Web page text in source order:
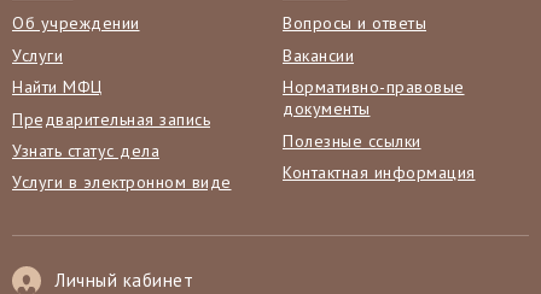
Об учреждении
Услуги
Найти МФЦ
Предварительная запись
Узнать статус дела
Услуги в электронном виде
Вопросы и ответы
Вакансии
Нормативно-правовые
документы
Полезные ссылки
Контактная информация
Личный кабинет